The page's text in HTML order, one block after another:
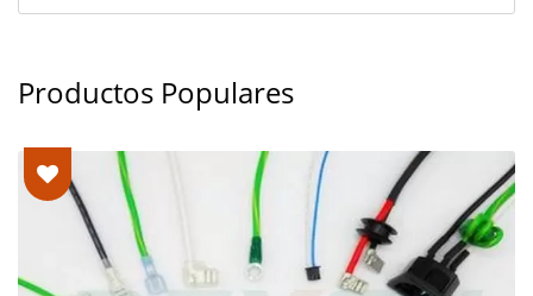
Productos Populares